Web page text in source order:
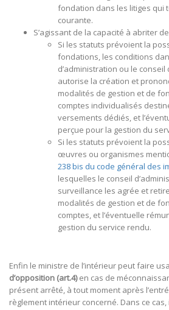
fondation dans les litiges qui
courante.
S’agissant de la capacité à abriter
Si les statuts prévoient la
fondations, les conditions
d’administration ou le
autorise la création et
modalités de gestion et de
comptes individualisés
versements dédiés, et
perçue pour la gestion du
Si les statuts prévoient la
œuvres ou organismes
238 bis du code général des
lesquelles le conseil
surveillance les agrée et
modalités de gestion et de
comptes, et l’éventuelle
gestion du service rendu.
Enfin le ministre de l’intérieur peut faire
d’opposition (art.4)en cas de
présent arrêté, à tout moment après
règlement intérieur concerné. Dans ce